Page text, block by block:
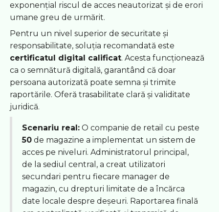
exponențial riscul de acces neautorizat și de erori
umane greu de urmărit.
Pentru un nivel superior de securitate și
responsabilitate, soluția recomandată este
certificatul digital calificat. Acesta funcționează
ca o semnătură digitală, garantând că doar
persoana autorizată poate semna și trimite
raportările. Oferă trasabilitate clară și validitate
juridică.
Scenariu real: O companie de retail cu peste
50 de magazine a implementat un sistem de
acces pe niveluri. Administratorul principal,
de la sediul central, a creat utilizatori
secundari pentru fiecare manager de
magazin, cu drepturi limitate de a încărca
date locale despre deșeuri. Raportarea finală